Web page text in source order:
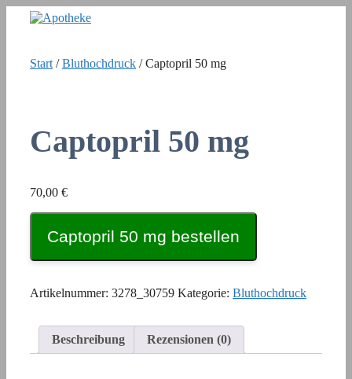
Inhalt
Start /Bluthochdruck / Captopril 50 mg
Captopril 50 mg
70,00 €
Captopril 50 mg bestellen
Artikelnummer: 3278_30759 Kategorie: Bluthochdruck
Beschreibung Rezensionen (0)